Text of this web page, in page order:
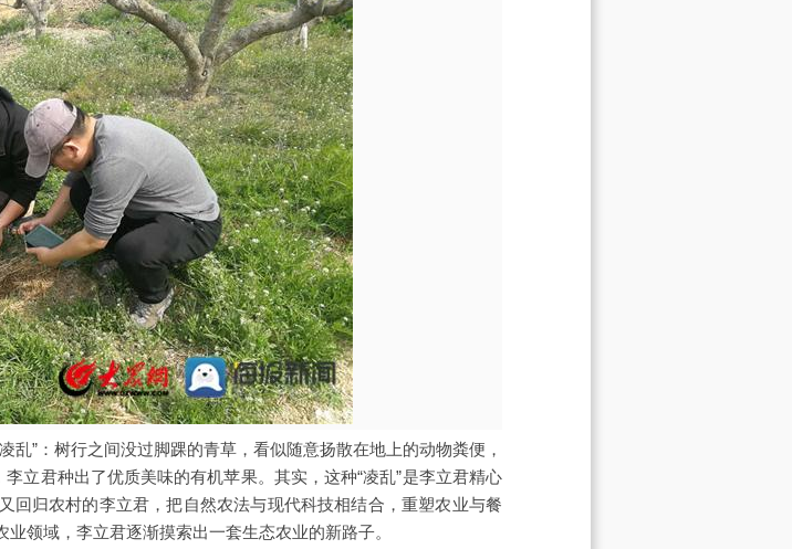
乱”：树行之间没过脚踝的青草，看似随意扬散在地上的动物粪便，
立君种出了优质美味的有机苹果。其实，这种“凌乱”是李立君精心
回归农村的李立君，把自然农法与现代科技相结合，重塑农业与餐
领域，李立君逐渐摸索出一套生态农业的新路子。